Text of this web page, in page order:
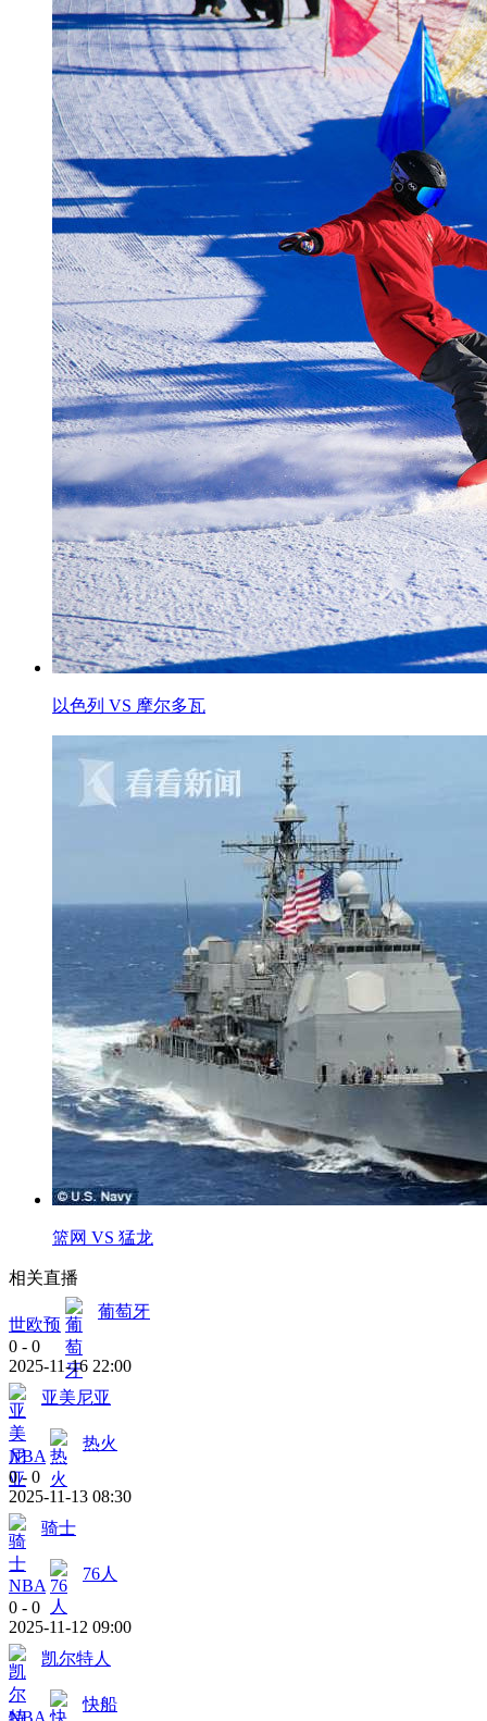
以色列 VS 摩尔多瓦
篮网 VS 猛龙
相关直播
世欧预
葡萄牙
0 - 0
2025-11-16 22:00
亚美尼亚
NBA
热火
0 - 0
2025-11-13 08:30
骑士
NBA
76人
0 - 0
2025-11-12 09:00
凯尔特人
NBA
快船